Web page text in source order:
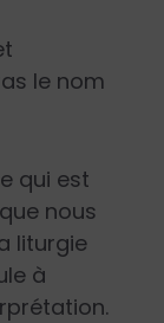
le nom
qui est
nous
liturgie
à